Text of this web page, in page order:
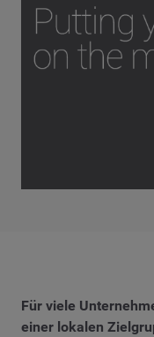
Für viele
einer lokalen